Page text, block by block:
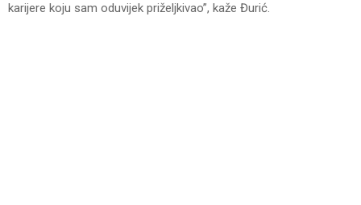
karijere koju sam oduvijek priželjkivao”, kaže Đurić.